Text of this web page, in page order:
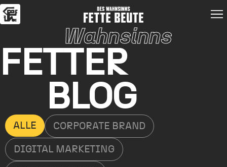
Wahnsinns
FETTER
BLOG
ALLE CORPORATE BRAND
DIGITAL MARKETING